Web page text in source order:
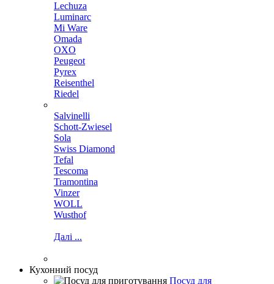
Lechuza
Luminarc
Mi Ware
Omada
OXO
Peugeot
Pyrex
Reisenthel
Riedel
Salvinelli
Schott-Zwiesel
Sola
Swiss Diamond
Tefal
Tescoma
Tramontina
Vinzer
WOLL
Wusthof
Далі ...
Кухонний посуд
Посуд для